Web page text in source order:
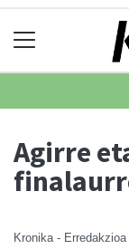
Agirre
Kronika - Erredakzioa